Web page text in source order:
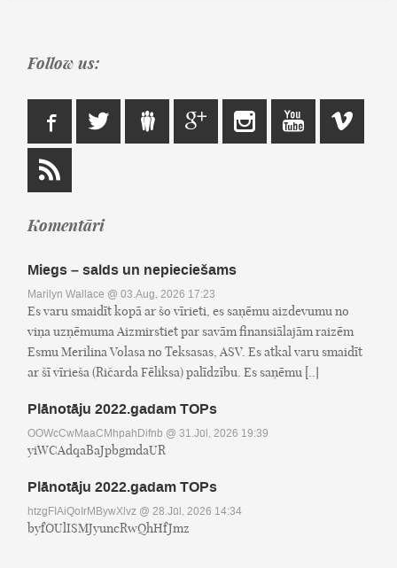
Follow us:
Komentāri
Miegs – salds un nepieciešams
Marilyn Wallace @ 03.Aug, 2026 17:23
Es varu smaidīt kopā ar šo vīrieti, es saņēmu aizdevumu no
viņa uzņēmuma Aizmirstiet par savām finansiālajām raizēm
Esmu Merilina Volasa no Teksasas, ASV. Es atkal varu smaidīt
ar šī vīrieša (Ričarda Fēliksa) palīdzību. Es saņēmu [..]
Plānotāju 2022.gadam TOPs
OOWcCwMaaCMhpahDifnb @ 31.Jūl, 2026 19:39
yiWCAdqaBaJpbgmdaUR
Plānotāju 2022.gadam TOPs
htzgFIAiQoIrMBywXlvz @ 28.Jūl, 2026 14:34
byfOUlISMJyuncRwQhHfJmz